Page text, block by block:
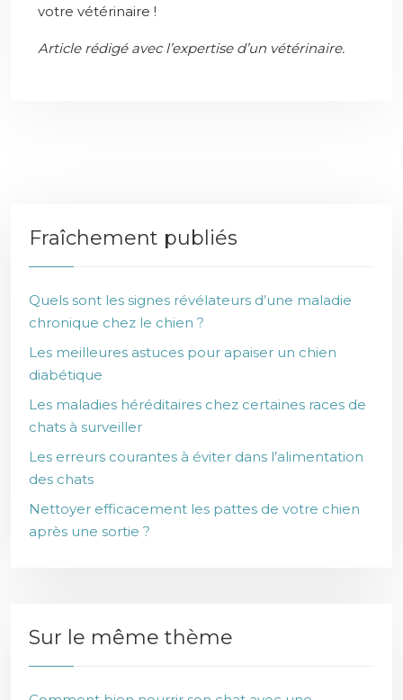
votre vétérinaire !
Article rédigé avec l’expertise d’un vétérinaire.
Fraîchement publiés
Quels sont les signes révélateurs d’une maladie
chronique chez le chien ?
Les meilleures astuces pour apaiser un chien
diabétique
Les maladies héréditaires chez certaines races de
chats à surveiller
Les erreurs courantes à éviter dans l’alimentation
des chats
Nettoyer efficacement les pattes de votre chien
après une sortie ?
Sur le même thème